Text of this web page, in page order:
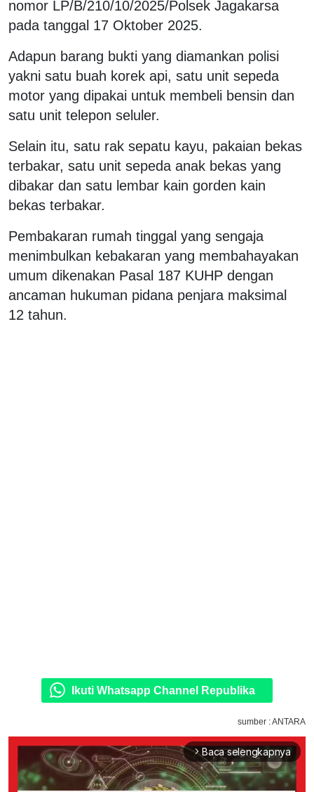
nomor LP/B/210/10/2025/Polsek Jagakarsa
pada tanggal 17 Oktober 2025.
Adapun barang bukti yang diamankan polisi
yakni satu buah korek api, satu unit sepeda
motor yang dipakai untuk membeli bensin dan
satu unit telepon seluler.
Selain itu, satu rak sepatu kayu, pakaian bekas
terbakar, satu unit sepeda anak bekas yang
dibakar dan satu lembar kain gorden kain
bekas terbakar.
Pembakaran rumah tinggal yang sengaja
menimbulkan kebakaran yang membahayakan
umum dikenakan Pasal 187 KUHP dengan
ancaman hukuman pidana penjara maksimal
12 tahun.
Ikuti Whatsapp Channel Republika
sumber : ANTARA
arrow_forward_ios Baca selengkapnya